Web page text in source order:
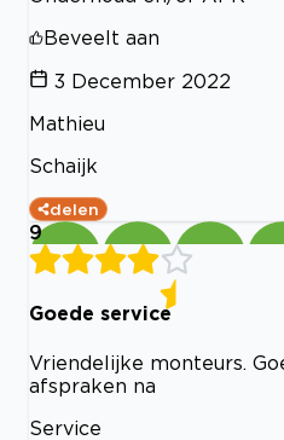
Beveelt aan
3 December 2022
Mathieu
Schaijk
delen
9
Goede service
Vriendelijke monteurs.
afspraken na
Service